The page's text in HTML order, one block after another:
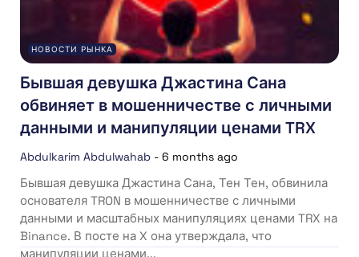
НОВОСТИ РЫНКА
Бывшая девушка Джастина Сана
обвиняет в мошенничестве с личными
данными и манипуляции ценами TRX
Abdulkarim Abdulwahab - 6 months ago
Бывшая девушка Джастина Сана, Тен Тен, обвинила
основателя TRON в мошенничестве с личными
данными и масштабных манипуляциях ценами TRX на
Binance. В посте на X она утверждала, что
манипуляции ценами...